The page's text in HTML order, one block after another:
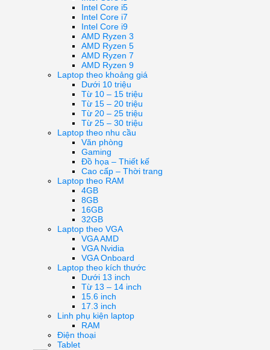
Intel Core i5
Intel Core i7
Intel Core i9
AMD Ryzen 3
AMD Ryzen 5
AMD Ryzen 7
AMD Ryzen 9
Laptop theo khoảng giá
Dưới 10 triệu
Từ 10 – 15 triệu
Từ 15 – 20 triệu
Từ 20 – 25 triệu
Từ 25 – 30 triệu
Laptop theo nhu cầu
Văn phòng
Gaming
Đồ họa – Thiết kế
Cao cấp – Thời trang
Laptop theo RAM
4GB
8GB
16GB
32GB
Laptop theo VGA
VGA AMD
VGA Nvidia
VGA Onboard
Laptop theo kích thước
Dưới 13 inch
Từ 13 – 14 inch
15.6 inch
17.3 inch
Linh phụ kiện laptop
RAM
Điện thoại
Tablet